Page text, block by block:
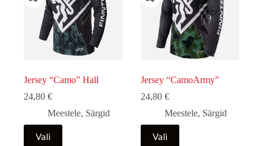
Jersey “Camo” Hall
24,80 €
Meestele, Särgid
Vali
Sellel
tootel
Jersey “CamoArmy”
24,80 €
Meestele, Särgid
Vali
Sellel
tootel